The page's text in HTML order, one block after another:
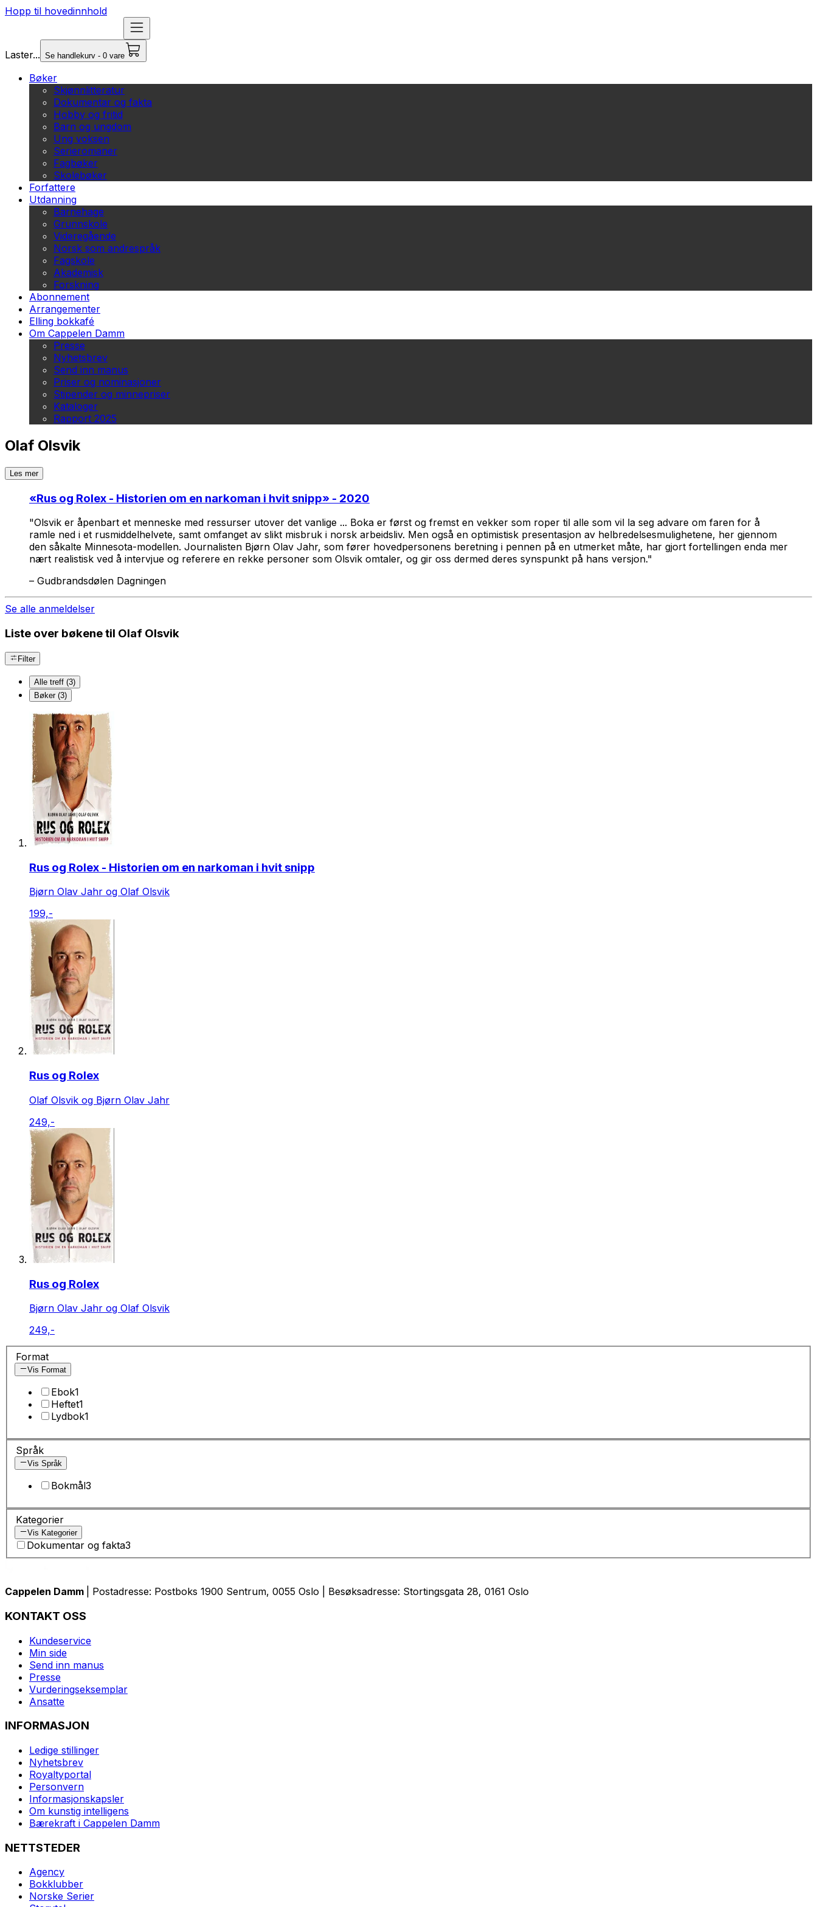
Hopp til hovedinnhold
Laster... Se handlekurv - 0 vare
Bøker
Skjønnlitteratur
Dokumentar og fakta
Hobby og fritid
Barn og ungdom
Ung voksen
Serieromaner
Fagbøker
Skolebøker
Forfattere
Utdanning
Barnehage
Grunnskole
Videregående
Norsk som andrespråk
Fagskole
Akademisk
Forskning
Abonnement
Arrangementer
Elling bokkafé
Om Cappelen Damm
Presse
Nyhetsbrev
Send inn manus
Priser og nominasjoner
Stipender og minnepriser
Kataloger
Rapport 2025
Olaf Olsvik
Les mer
«Rus og Rolex - Historien om en narkoman i hvit snipp» - 2020
"Olsvik er åpenbart et menneske med ressurser utover det vanlige ... Boka er først og fremst en vekker som roper til alle som vil la seg advare om faren for å
ramle ned i et rusmiddelhelvete, samt omfanget av slikt misbruk i norsk arbeidsliv. Men også en optimistisk presentasjon av helbredelsesmulighetene, her gjennom
den såkalte Minnesota-modellen. Journalisten Bjørn Olav Jahr, som fører hovedpersonens beretning i pennen på en utmerket måte, har gjort fortellingen enda mer
nært realistisk ved å intervjue og referere en rekke personer som Olsvik omtaler, og gir oss dermed deres synspunkt på hans versjon."
– Gudbrandsdølen Dagningen
Se alle anmeldelser
Liste over bøkene til Olaf Olsvik
Filter
Alle treff (3)
Bøker (3)
Rus og Rolex - Historien om en narkoman i hvit snipp
Bjørn Olav Jahr og Olaf Olsvik
199,-
Rus og Rolex
Olaf Olsvik og Bjørn Olav Jahr
249,-
Rus og Rolex
Bjørn Olav Jahr og Olaf Olsvik
249,-
Format
Vis Format
Ebok1
Heftet1
Lydbok1
Språk
Vis Språk
Bokmål3
Kategorier
Vis Kategorier
Dokumentar og fakta3
Cappelen Damm | Postadresse: Postboks 1900 Sentrum, 0055 Oslo | Besøksadresse: Stortingsgata 28, 0161 Oslo
KONTAKT OSS
Kundeservice
Min side
Send inn manus
Presse
Vurderingseksemplar
Ansatte
INFORMASJON
Ledige stillinger
Nyhetsbrev
Royaltyportal
Personvern
Informasjonskapsler
Om kunstig intelligens
Bærekraft i Cappelen Damm
NETTSTEDER
Agency
Bokklubber
Norske Serier